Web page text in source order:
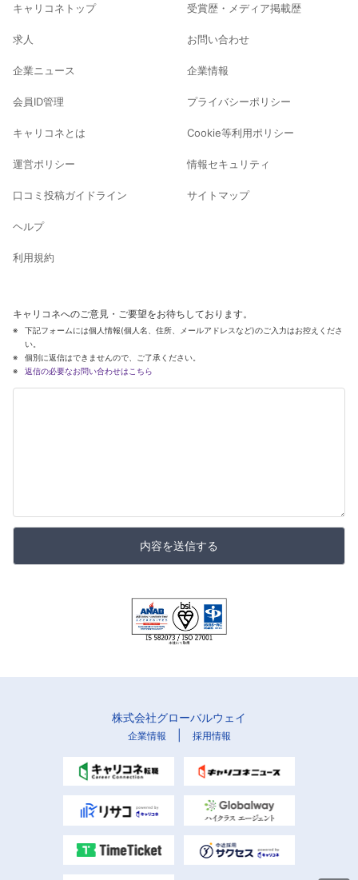
キャリコネトップ
求人
企業ニュース
会員ID管理
キャリコネとは
運営ポリシー
口コミ投稿ガイドライン
ヘルプ
利用規約
受賞歴・メディア掲載歴
お問い合わせ
企業情報
プライバシーポリシー
Cookie等利用ポリシー
情報セキュリティ
サイトマップ
キャリコネへのご意見・ご要望をお待ちしております。
下記フォームには個人情報(個人名、住所、メールアドレスなど)のご入力はお控えくださ
い。
個別に返信はできませんので、ご了承ください。
返信の必要なお問い合わせはこちら
内容を送信する
株式会社グローバルウェイ
企業情報 採用情報